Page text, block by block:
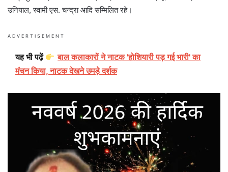
उनियाल, स्वामी एस. चन्द्रा आदि सम्मिलित रहे।
ADVERTISEMENT
यह भी पढ़ें
बाल कलाकारों ने नाटक 'होशियारी पड़ गई भारी' का
मंचन किया, नाटक देखने उमड़े दर्शक